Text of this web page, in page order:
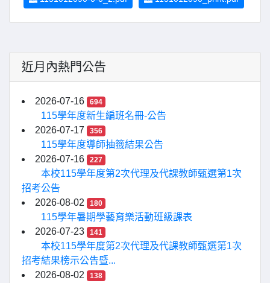
近月內熱門公告
2026-07-16 694
115學年度新生編班名冊-公告
2026-07-17
356
115學年度導師抽籤結果公告
2026-07-16
227
本校115學年度第2次代理及代課教師甄選第1次
招考公告
2026-08-02
180
115學年暑期學藝育樂活動班級課表
2026-07-23
141
本校115學年度第2次代理及代課教師甄選第1次
招考結果榜示公告暨...
2026-08-02
138